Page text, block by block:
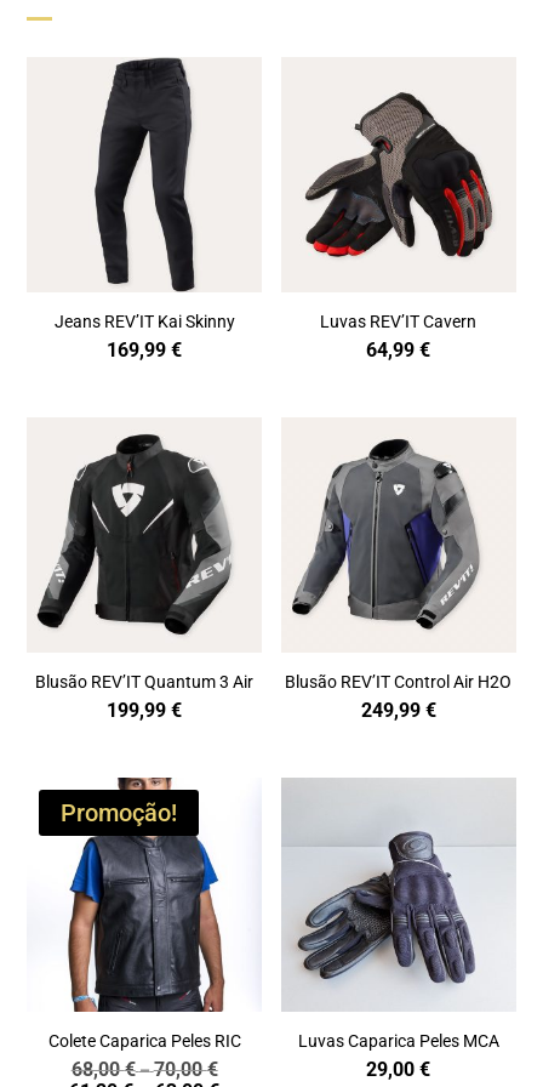
Jeans REV’IT Kai Skinny
169,99€
Luvas REV’IT Cavern
64,99€
Blusão REV’IT Quantum 3 Air
199,99€
Blusão REV’IT Control Air H2O
249,99 €
Promoção!
Colete Caparica Peles RIC
68,00€–70,00€Price
Luvas Caparica Peles MCA
29,00€